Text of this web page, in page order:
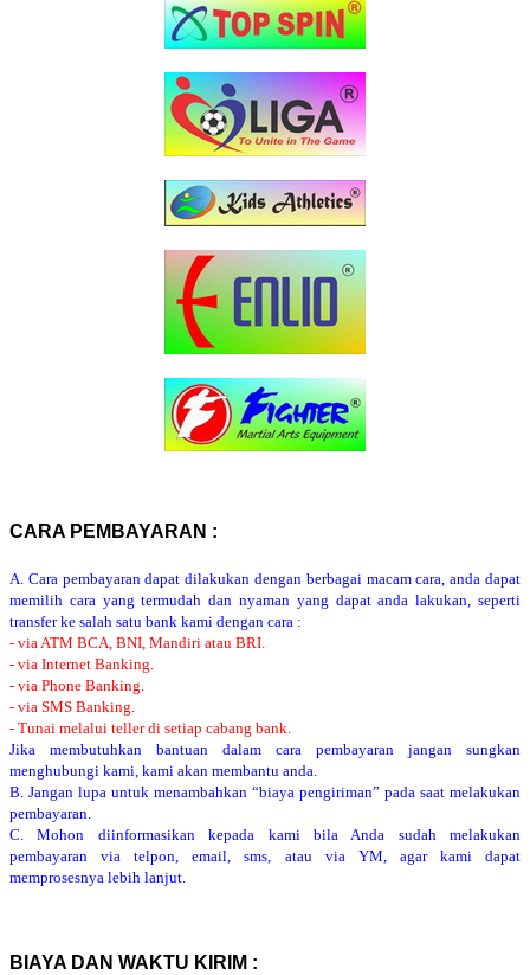
CARA PEMBAYARAN :
A. Cara pembayaran dapat dilakukan dengan berbagai macam cara, anda dapat
memilih cara yang termudah dan nyaman yang dapat anda lakukan, seperti
transfer ke salah satu bank kami dengan cara :
- via ATM BCA, BNI, Mandiri atau BRI.
- via Internet Banking.
- via Phone Banking.
- via SMS Banking.
- Tunai melalui teller di setiap cabang bank.
Jika membutuhkan bantuan dalam cara pembayaran jangan sungkan
menghubungi kami, kami akan membantu anda.
B. Jangan lupa untuk menambahkan “biaya pengiriman” pada saat melakukan
pembayaran.
C. Mohon diinformasikan kepada kami bila Anda sudah melakukan
pembayaran via telpon, email, sms, atau via YM, agar kami dapat
memprosesnya lebih lanjut.
BIAYA DAN WAKTU KIRIM :